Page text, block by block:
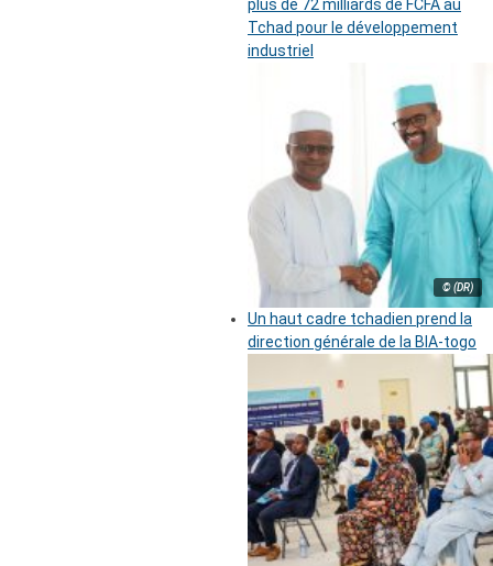
plus de 72 milliards de FCFA au
Tchad pour le développement
industriel
© (DR)
Un haut cadre tchadien prend la
direction générale de la BIA-togo